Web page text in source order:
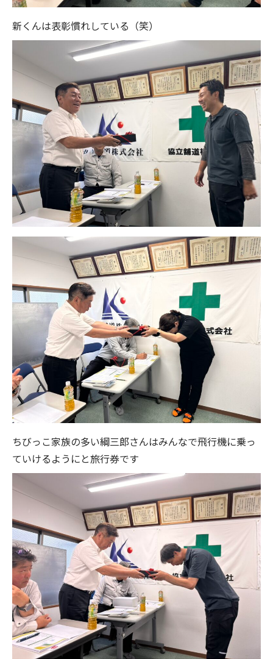
新くんは表彰慣れしている（笑）
ちびっこ家族の多い綱三郎さんはみんなで飛行機に乗っ
ていけるようにと旅行券です